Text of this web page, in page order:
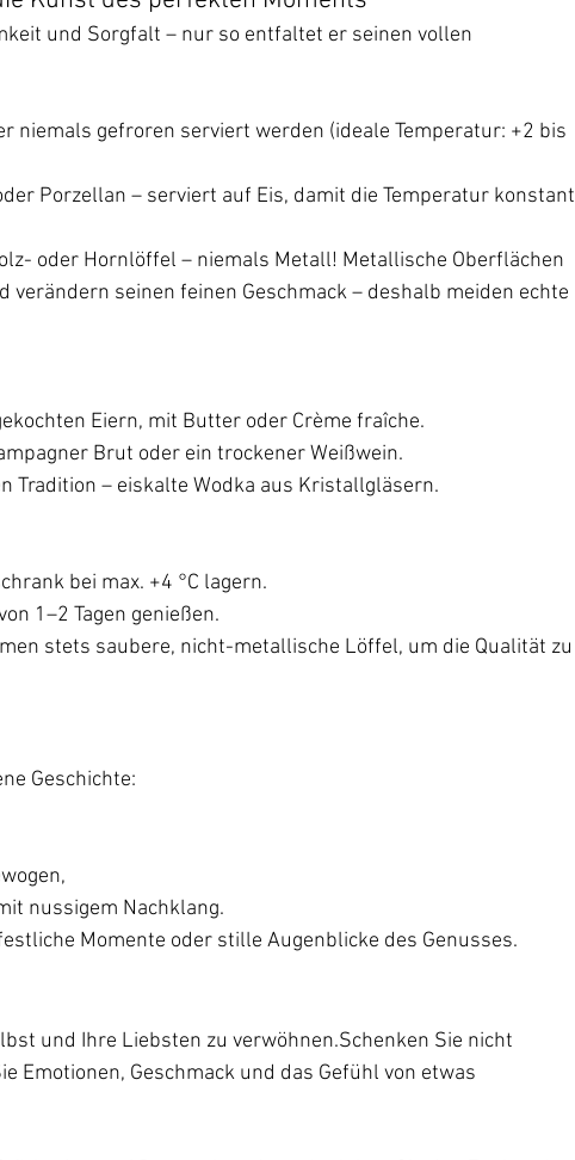
und Sorgfalt – nur so entfaltet er seinen vollen
niemals gefroren serviert werden (ideale Temperatur: +2 bis
Porzellan – serviert auf Eis, damit die Temperatur konstant
oder Hornlöffel – niemals Metall! Metallische Oberflächen
verändern seinen feinen Geschmack – deshalb meiden echte
Eiern, mit Butter oder Crème fraîche.
Brut oder ein trockener Weißwein.
Tradition – eiskalte Wodka aus Kristallgläsern.
bei max. +4 °C lagern.
1–2 Tagen genießen.
stets saubere, nicht-metallische Löffel, um die Qualität zu
Geschichte:
nussigem Nachklang.
Momente oder stille Augenblicke des Genusses.
und Ihre Liebsten zu verwöhnen.Schenken Sie nicht
Emotionen, Geschmack und das Gefühl von etwas